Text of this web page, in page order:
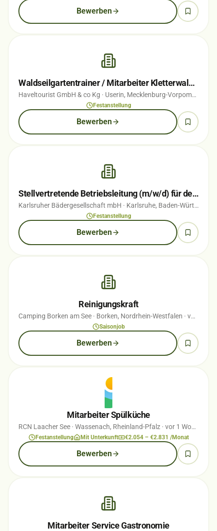
Bewerben
Waldseilgartentrainer / Mitarbeiter Kletterwald (m/w/d)
Haveltourist GmbH & co Kg · Userin, Mecklenburg-Vorpommern
Festanstellung
Bewerben
Stellvertretende Betriebsleitung (m/w/d) für den Campingplatz Durlach
Karlsruher Bädergesellschaft mbH · Karlsruhe, Baden-Württemberg
Festanstellung
Bewerben
Reinigungskraft
Camping Borken am See · Borken, Nordrhein-Westfalen · vor 1 Wochen
Saisonjob
Bewerben
Mitarbeiter Spülküche
RCN Laacher See · Wassenach, Rheinland-Pfalz · vor 1 Wochen
Festanstellung Mit Unterkunft €2.054 – €2.831 /Monat
Bewerben
Mitarbeiter Service Gastronomie